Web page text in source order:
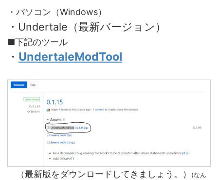
・パソコン（Windows）
・Undertale（最新バージョン）
■下記のツール
・ UndertaleModTool
（最新版をダウンロードしてきましょう。） (なん